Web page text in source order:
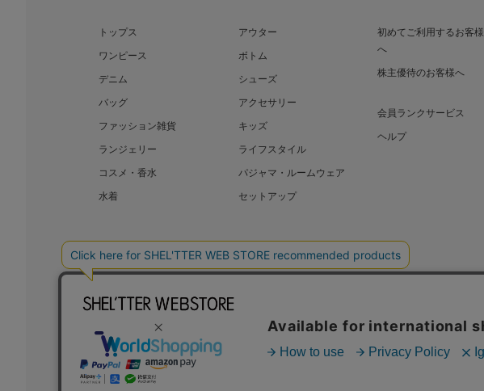
トップス
アウター
ワンピース
ボトム
デニム
シューズ
バッグ
アクセサリー
ファッション雑貨
キッズ
ランジェリー
ライフスタイル
コスメ・香水
パジャマ・ルームウェア
水着
セットアップ
初めてご利用するお客様
へ
株主優待のお客様へ
会員ランクサービス
ヘルプ
BAROQUE JAPAN LIMITED SHEL’TTER GREEN
COPYRIGHT © BAROQUE JAPAN LIMITED ALL RIGHTS RESERVED.